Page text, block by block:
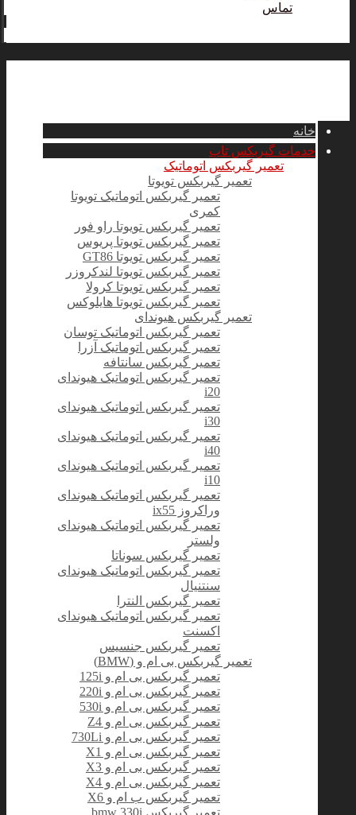
تماس
خانه
خدمات گیربکس تاپ
تعمیر گیربکس اتوماتیک
تعمیر گیربکس تویوتا
تعمیر گیربکس اتوماتیک تویوتا
کمری
تعمیر گیربکس تویوتا راو فور
تعمیر گیربکس تویوتا پریوس
تعمیر گیربکس تویوتا GT86
تعمیر گیربکس تویوتا لندکروزر
تعمیر گیربکس تویوتا کرولا
تعمیر گیربکس تویوتا هایلوکس
تعمیر گیربکس هیوندای
تعمیر گیربکس اتوماتیک توسان
تعمیر گیربکس اتوماتیک آزرا
تعمیر گیربکس سانتافه
تعمیر گیربکس اتوماتیک هیوندای
i20
تعمیر گیربکس اتوماتیک هیوندای
i30
تعمیر گیربکس اتوماتیک هیوندای
i40
تعمیر گیربکس اتوماتیک هیوندای
i10
تعمیر گیربکس اتوماتیک هیوندای
وراکروز ix55
تعمیر گیربکس اتوماتیک هیوندای
ولستر
تعمیر گیربکس سوناتا
تعمیر گیربکس اتوماتیک هیوندای
سنتنیال
تعمیر گیربکس النترا
تعمیر گیربکس اتوماتیک هیوندای
اکسنت
تعمیر گیربکس جنسیس
تعمیر گیربکس بی ام و (BMW)
تعمیر گیربکس بی ام و 125i
تعمیر گیربکس بی ام و 220i
تعمیر گیربکس بی ام و 530i
تعمیر گیربکس بی ام و Z4
تعمیر گیربکس بی ام و 730Li
تعمیر گیربکس بی ام و X1
تعمیر گیربکس بی ام و X3
تعمیر گیربکس بی‌ ام‌ و X4
تعمیر گیربکس ب ام و X6
تعمیر گیربکس bmw 330i